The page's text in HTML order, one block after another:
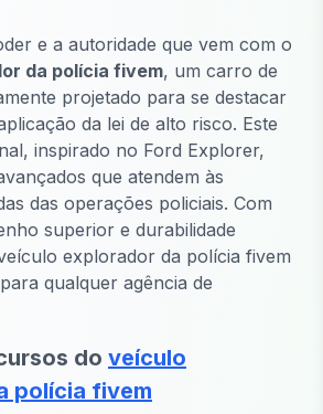
e a autoridade que vem com o
da polícia fivem, um carro de
projetado para se destacar
da lei de alto risco. Este
inspirado no Ford Explorer,
que atendem às
das operações policiais. Com
superior e durabilidade
explorador da polícia fivem
qualquer agência de
do veículo
polícia fivem